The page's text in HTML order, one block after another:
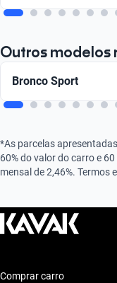
Outros modelos
Bronco Sport
*As parcelas
60% do valor do carro e
mensal de 2,46%. Termos
Comprar carro